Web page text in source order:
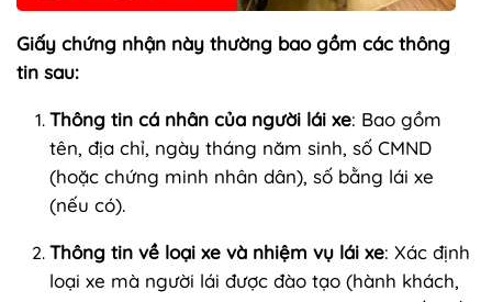
Giấy chứng nhận này thường bao gồm các thông
tin sau:
Thông tin cá nhân của người lái xe: Bao gồm
tên, địa chỉ, ngày tháng năm sinh, số CMND
(hoặc chứng minh nhân dân), số bằng lái xe
(nếu có).
Thông tin về loại xe và nhiệm vụ lái xe: Xác định
loại xe mà người lái được đào tạo (hành khách,